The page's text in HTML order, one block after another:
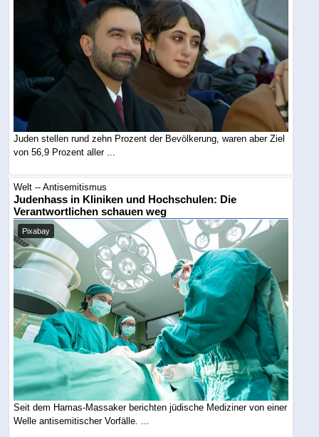
Juden stellen rund zehn Prozent der Bevölkerung, waren aber Ziel
von 56,9 Prozent aller ...
Welt -- Antisemitismus
Judenhass in Kliniken und Hochschulen: Die
Verantwortlichen schauen weg
Pixabay
Seit dem Hamas-Massaker berichten jüdische Mediziner von einer
Welle antisemitischer Vorfälle. ...